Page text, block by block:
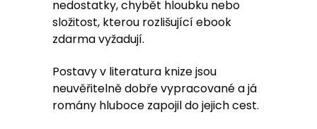
nedostatky, chybět hloubku nebo
složitost, kterou rozlišující ebook
zdarma vyžadují.
Postavy v literatura knize jsou
neuvěřitelně dobře vypracované a já
romány hluboce zapojil do jejich cest.